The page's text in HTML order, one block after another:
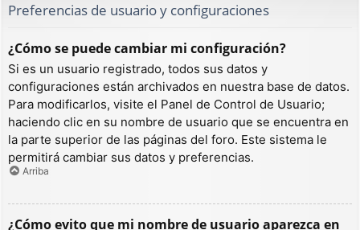
Preferencias de usuario y configuraciones
¿Cómo se puede cambiar mi configuración?
Si es un usuario registrado, todos sus datos y
configuraciones están archivados en nuestra base de datos.
Para modificarlos, visite el Panel de Control de Usuario;
haciendo clic en su nombre de usuario que se encuentra en
la parte superior de las páginas del foro. Este sistema le
permitirá cambiar sus datos y preferencias.
Arriba
¿Cómo evito que mi nombre de usuario aparezca en